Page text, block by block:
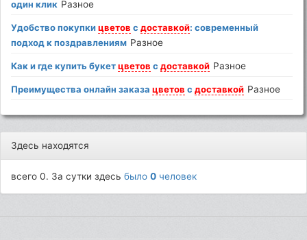
один клик Разное
Удобство покупкицветов сдоставкой: современный
подход к поздравлениям Разное
Как и где купить букетцветов сдоставкой Разное
Преимущества онлайн заказацветов сдоставкой Разное
Здесь находятся
всего 0. За сутки здесьбыло0 человек